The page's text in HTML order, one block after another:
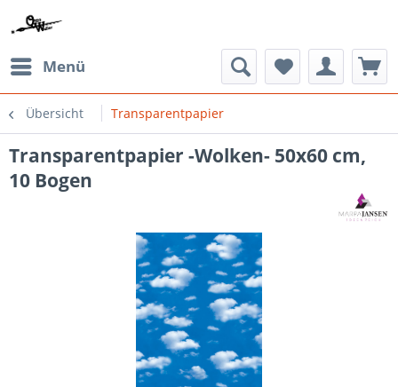
Menü
Übersicht Transparentpapier
Transparentpapier -Wolken- 50x60 cm,
10 Bogen